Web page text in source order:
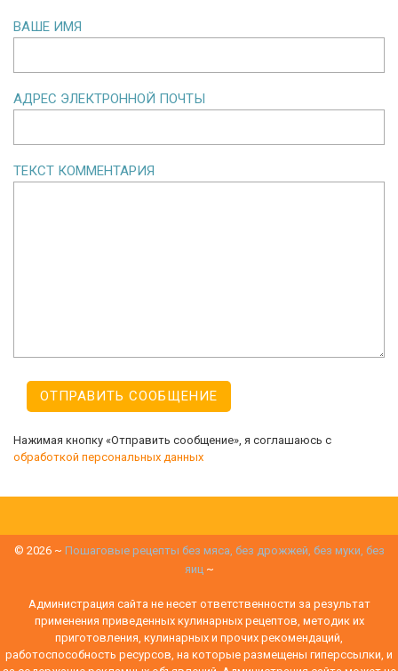
ВАШЕ ИМЯ
АДРЕС ЭЛЕКТРОННОЙ ПОЧТЫ
ТЕКСТ КОММЕНТАРИЯ
Нажимая кнопку «Отправить сообщение», я соглашаюсь с
обработкой персональных данных
© 2026~ Пошаговые рецепты без мяса, без дрожжей, без муки, без
яиц ~
Администрация сайта не несет ответственности за результат
применения приведенных кулинарных рецептов, методик их
приготовления, кулинарных и прочих рекомендаций,
работоспособность ресурсов, на которые размещены гиперссылки, и